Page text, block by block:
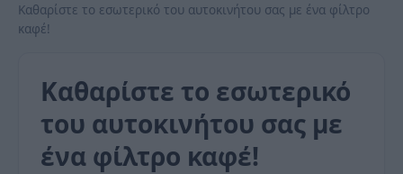
Καθαρίστε το εσωτερικό του αυτοκινήτου σας με ένα φίλτρο
καφέ!
Καθαρίστε το εσωτερικό
του αυτοκινήτου σας με
ένα φίλτρο καφέ!